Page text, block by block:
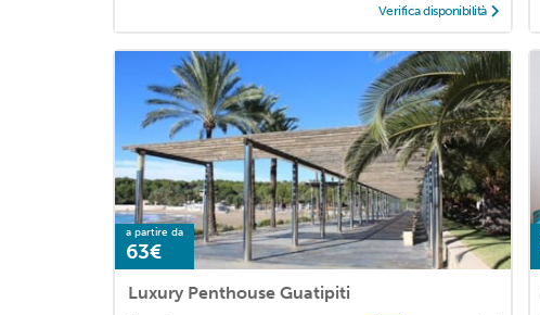
Verifica disponibilità
a partire da
63€
Luxury Penthouse Guatipiti